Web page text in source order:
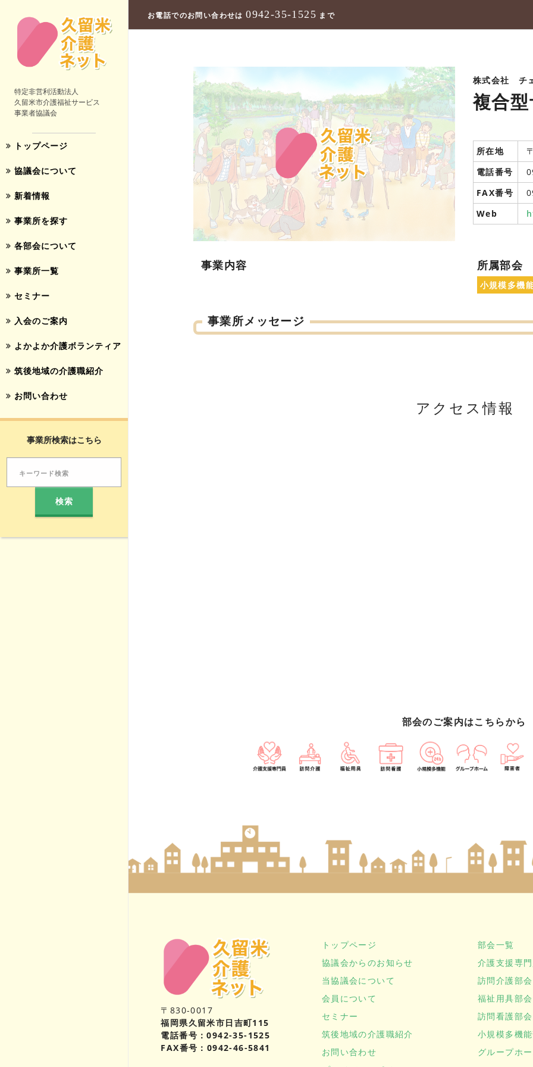
特定非営利活動法人
久留米市介護福祉サービス
事業者協議会
トップページ
協議会について
新着情報
事業所を探す
各部会について
事業所一覧
セミナー
入会のご案内
よかよか介護ボランティア
筑後地域の介護職紹介
お問い合わせ
事業所検索はこちら
お電話でのお問い合わせは0942-35-1525 まで
株式会社 チ
複合
所在地
電話番号
FAX番号
Web
事業内容 所属部会
小規模多機
事業所メッセージ
アクセス情報
部会のご案内はこちらから
〒830-0017
福岡県久留米市日吉町115
電話番号：0942-35-1525
FAX番号：0942-46-5841
トップページ
協議会からのお知らせ
当協議会について
会員について
セミナー
筑後地域の介護職紹介
お問い合わせ
部会一覧
介護支援専
訪問介護部会
福祉用具部会
訪問看護部会
小規模多機
グループホ